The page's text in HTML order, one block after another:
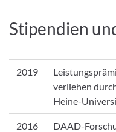
Stipendien
2019
verliehen
Heine-
2016
DAAD-